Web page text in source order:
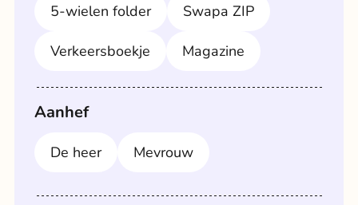
5-wielen folder Swapa ZIP
Verkeersboekje Magazine
Aanhef
De heer Mevrouw